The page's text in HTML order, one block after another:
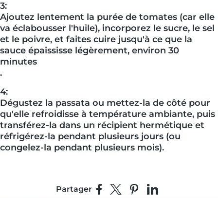
3:
Ajoutez lentement la purée de tomates (car elle
va éclabousser l'huile), incorporez le sucre, le sel
et le poivre, et faites cuire jusqu'à ce que la
sauce épaississe légèrement, environ 30
minutes
.
4:
Dégustez la passata ou mettez-la de côté pour
qu'elle refroidisse à température ambiante, puis
transférez-la dans un récipient hermétique et
réfrigérez-la pendant plusieurs jours (ou
congelez-la pendant plusieurs mois).
Partager Partager sur Facebook
Partager sur X
Épingler sur Pinterest
Partager sur